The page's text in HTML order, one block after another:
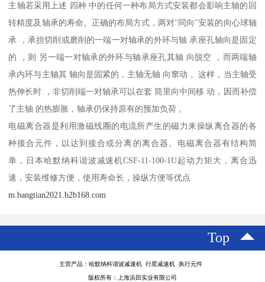
主轴若采用上述 四种 中的任何一种布局方式安装都会影响主轴的回
转精度及轴承的寿命。正确的布局方式，两对"同向''安装的向心球轴
承 ，承担切削或磨削的一端一对轴承的外环与轴 承座孔轴向是固定
的 ，则 另一端一对轴承的外环与轴承座孔其轴 向脱空 ，而两端轴
承内环与主轴其 轴向是固紧的，主轴无轴 向窜动 。这样，当主轴受
热伸长时 ，非切削端一对轴承可以在套 筒里向中间移 动，因而补偿
了主轴 的热膨胀，轴承仍保持原有的预加负荷 。
电磁离合器是利用激磁线圈的电流所产生的磁力来操纵离合器的各
种接合元件，以达到接合或分离的离合器。电磁离合器有结构简
单，日本哈默纳科谐波减速机CSF-11-100-1U起动力矩大，离合迅
速，安装维修方便，使用寿命长，操纵方便等优点
m.bangtian2021.b2b168.com
Top
主营产品：哈默纳科谐波减速机 行星减速机 执行元件
版权所有：上海浜田实业有限公司